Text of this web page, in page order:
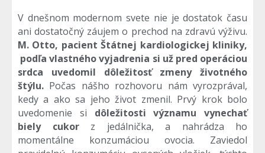
V dnešnom modernom svete nie je dostatok času
ani dostatočný záujem o prechod na zdravú výživu.
M. Otto, pacient Štátnej kardiologickej kliniky,
podľa vlastného vyjadrenia si už pred operáciou
srdca uvedomil dôležitosť zmeny životného
štýlu. Počas nášho rozhovoru nám vyrozprával,
kedy a ako sa jeho život zmenil. Prvý krok bolo
uvedomenie si dôležitosti významu vynechať
biely cukorz jedálnička, a nahrádza ho
momentálne konzumáciou ovocia. Zaviedol